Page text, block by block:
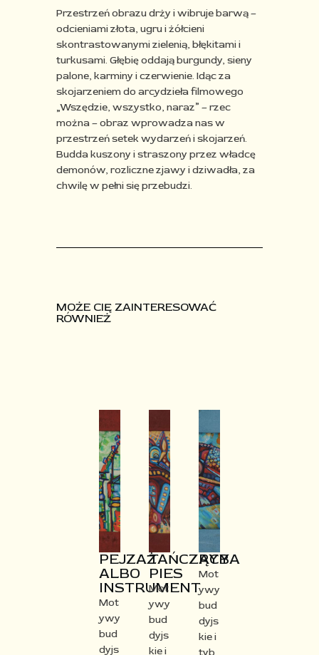
Przestrzeń obrazu drży i wibruje barwą –
odcieniami złota, ugru i żółcieni
skontrastowanymi zielenią, błękitamii
turkusami. Głębię oddają burgundy, sieny
palone, karminy i czerwienie. Idąc za
skojarzeniem do arcydziełafilmowego
„Wszędzie, wszystko, naraz” – rzec
można – obraz wprowadza nas w
przestrzeń setek wydarzeń i skojarzeń.
Budda kuszony i straszony przez władcę
demonów, rozliczne zjawy i dziwadła, za
chwilę w pełni się przebudzi.
MOŻE CIĘ ZAINTERESOWAĆ
RÓWNIEŻ
PEJZAŻ
ALBO
INSTRUMENT
Mot
ywy
bud
dyjs
TAŃCZĄCY
PIES​
Mot
ywy
bud
dyjs
kie i
RYBA​
Mot
ywy
bud
dyjs
kie i
tyb